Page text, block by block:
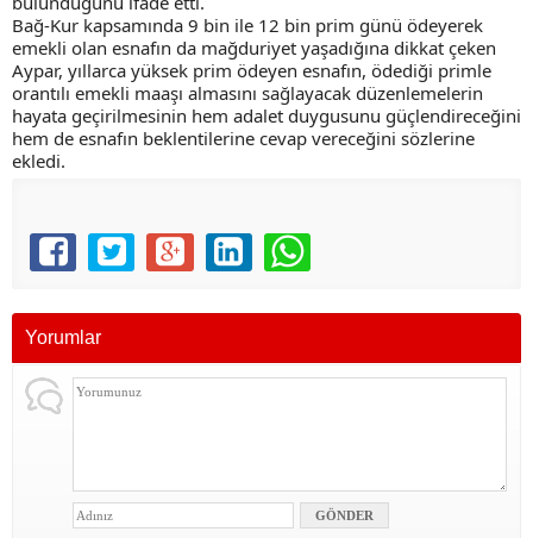
Bağ-Kur kapsamında 9 bin ile 12 bin prim günü ödeyerek
emekli olan esnafın da mağduriyet yaşadığına dikkat çeken
Aypar, yıllarca yüksek prim ödeyen esnafın, ödediği primle
orantılı emekli maaşı almasını sağlayacak düzenlemelerin
hayata geçirilmesinin hem adalet duygusunu güçlendireceğini
hem de esnafın beklentilerine cevap vereceğini sözlerine
ekledi.
Yorumlar